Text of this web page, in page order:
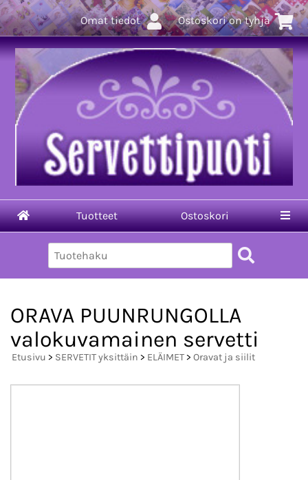
Omat tiedot Ostoskori on tyhjä
Tuotteet Ostoskori
ORAVA PUUNRUNGOLLA
valokuvamainen servetti
Etusivu > SERVETIT yksittäin > ELÄIMET> Oravat ja siilit